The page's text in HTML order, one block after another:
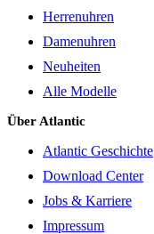
Herrenuhren
Damenuhren
Neuheiten
Alle Modelle
Über Atlantic
Atlantic Geschichte
Download Center
Jobs & Karriere
Impressum